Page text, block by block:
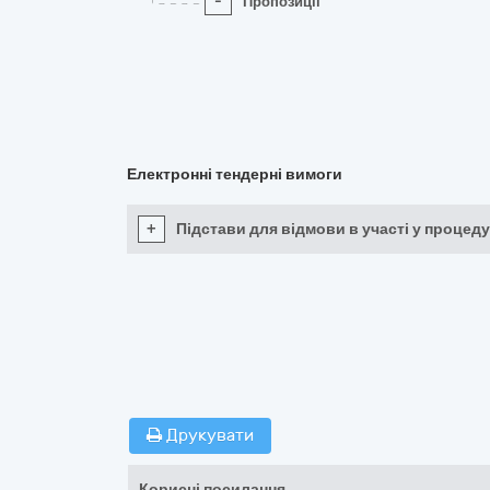
Електронні тендерні вимоги
+ Підстави для відмови в участі у
Друкувати